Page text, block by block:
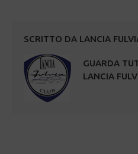
SCRITTO DA LANCIA
GUARDA
LANCIA